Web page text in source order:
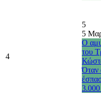
4
5
5
Ο
του
Όταν